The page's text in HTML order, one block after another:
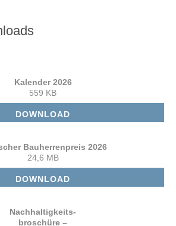
Kalender 2026
559 KB
DOWNLOAD
Bauherrenpreis 2026
24,6 MB
DOWNLOAD
Nachhaltigkeits-
broschüre –